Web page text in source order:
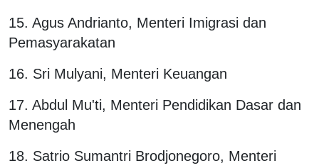
15. Agus Andrianto, Menteri Imigrasi dan
Pemasyarakatan
16. Sri Mulyani, Menteri Keuangan
17. Abdul Mu'ti, Menteri Pendidikan Dasar dan
Menengah
18. Satrio Sumantri Brodjonegoro, Menteri